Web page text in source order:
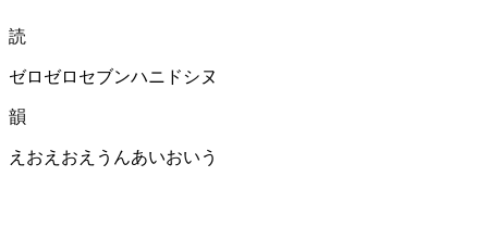
読
ゼロゼロセブンハニドシヌ
韻
えおえおえうんあいおいう